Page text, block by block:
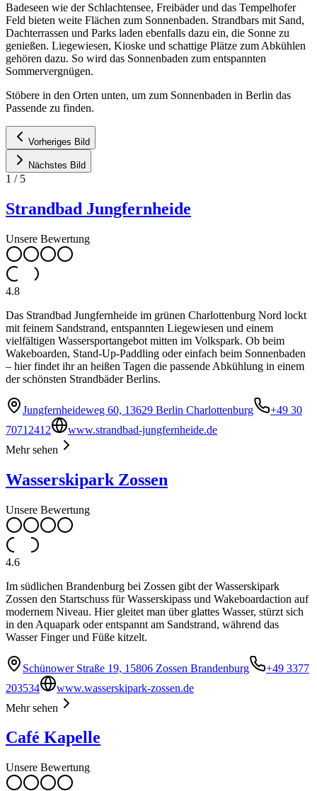
Badeseen wie der Schlachtensee, Freibäder und das Tempelhofer
Feld bieten weite Flächen zum Sonnenbaden. Strandbars mit Sand,
Dachterrassen und Parks laden ebenfalls dazu ein, die Sonne zu
genießen. Liegewiesen, Kioske und schattige Plätze zum Abkühlen
gehören dazu. So wird das Sonnenbaden zum entspannten
Sommervergnügen.
Stöbere in den Orten unten, um zum Sonnenbaden in Berlin das
Passende zu finden.
Vorheriges Bild
Nächstes Bild
1 / 5
Strandbad Jungfernheide
Unsere Bewertung
4.8
Das Strandbad Jungfernheide im grünen Charlottenburg Nord lockt
mit feinem Sandstrand, entspannten Liegewiesen und einem
vielfältigen Wassersportangebot mitten im Volkspark. Ob beim
Wakeboarden, Stand-Up-Paddling oder einfach beim Sonnenbaden
– hier findet ihr an heißen Tagen die passende Abkühlung in einem
der schönsten Strandbäder Berlins.
Jungfernheideweg 60, 13629 Berlin Charlottenburg
+49 30
70712412
www.strandbad-jungfernheide.de
Mehr sehen
Wasserskipark Zossen
Unsere Bewertung
4.6
Im südlichen Brandenburg bei Zossen gibt der Wasserskipark
Zossen den Startschuss für Wasserskipass und Wakeboardaction auf
modernem Niveau. Hier gleitet man über glattes Wasser, stürzt sich
in den Aquapark oder entspannt am Sandstrand, während das
Wasser Finger und Füße kitzelt.
Schünower Straße 19, 15806 Zossen Brandenburg
+49 3377
203534
www.wasserskipark-zossen.de
Mehr sehen
Café Kapelle
Unsere Bewertung